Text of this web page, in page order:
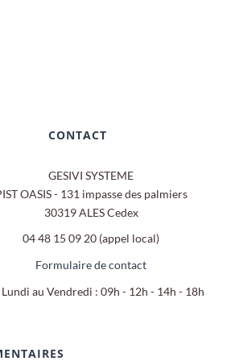
CONTACT
GESIVI SYSTEME
OASIS - 131 impasse des palmiers
30319 ALES Cedex
04 48 15 09 20 (appel local)
Formulaire de contact
au Vendredi : 09h - 12h - 14h - 18h